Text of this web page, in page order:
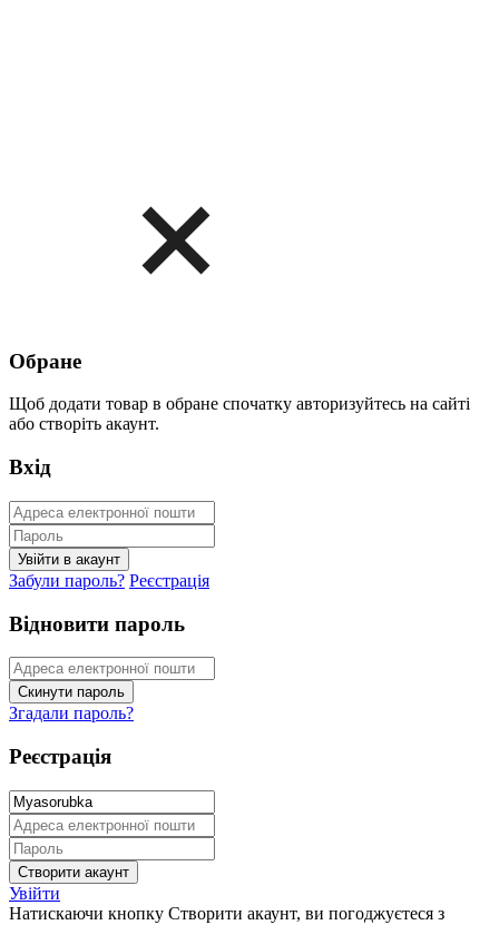
Обране
Щоб додати товар в обране спочатку авторизуйтесь на сайті
або створіть акаунт.
Вхід
Забули пароль? Реєстрація
Відновити пароль
Згадали пароль?
Реєстрація
Увійти
Натискаючи кнопку Створити акаунт, ви погоджуєтеся з